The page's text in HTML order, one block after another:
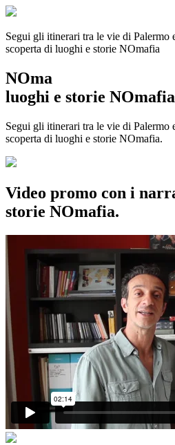
Segui gli itinerari tra le vie di Palermo
scoperta di luoghi e storie NOmafia
NOma
luoghi e storie NOmafia
Segui gli itinerari tra le vie di Palermo
scoperta di luoghi e storie NOmafia.
Video promo con i
storie NOmafia.